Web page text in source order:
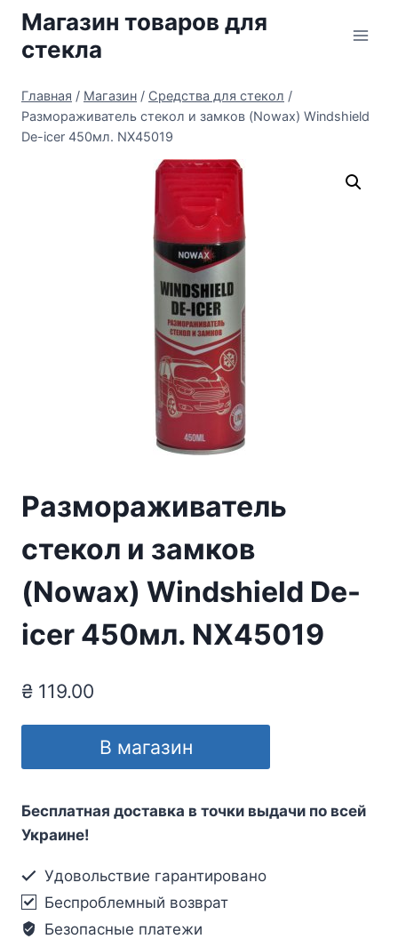
Перейти
содержимому
Магазин товаров для
стекла
Главная / Магазин / Средства для стекол /
Размораживатель стекол и замков (Nowax) Windshield
De-icer 450мл. NX45019
Размораживатель
стекол и замков
(Nowax) Windshield De-
icer 450мл. NX45019
₴ 119.00
В магазин
Бесплатная доставка в точки выдачи по всей
Украине!
Удовольствие гарантировано
Беспроблемный возврат
Безопасные платежи